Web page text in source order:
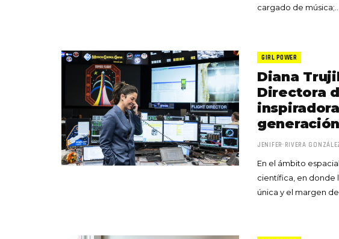
cargado de música;…
GIRL POWER
Diana
Directora
JENIFER RIVERA
En el ámbito
científica, en donde
única y el margen de…